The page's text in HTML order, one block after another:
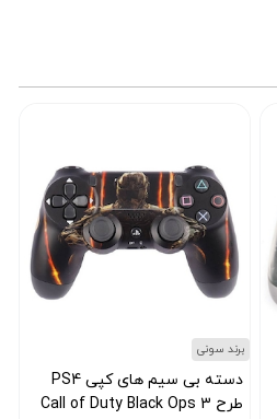
برند سونی
دسته بی سیم های کپی PS4
طرح Call of Duty Black Ops 3